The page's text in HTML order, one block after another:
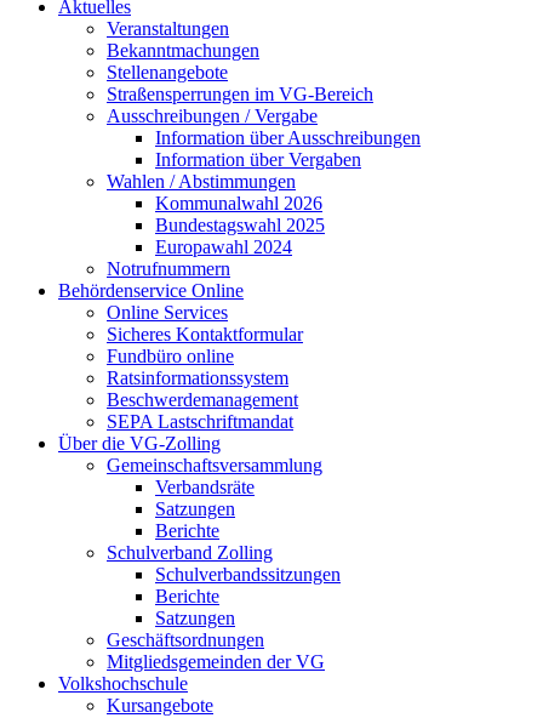
Aktuelles
Veranstaltungen
Bekanntmachungen
Stellenangebote
Straßensperrungen im VG-Bereich
Ausschreibungen / Vergabe
Information über Ausschreibungen
Information über Vergaben
Wahlen / Abstimmungen
Kommunalwahl 2026
Bundestagswahl 2025
Europawahl 2024
Notrufnummern
Behördenservice Online
Online Services
Sicheres Kontaktformular
Fundbüro online
Ratsinformationssystem
Beschwerdemanagement
SEPA Lastschriftmandat
Über die VG-Zolling
Gemeinschaftsversammlung
Verbandsräte
Satzungen
Berichte
Schulverband Zolling
Schulverbandssitzungen
Berichte
Satzungen
Geschäftsordnungen
Mitgliedsgemeinden der VG
Volkshochschule
Kursangebote